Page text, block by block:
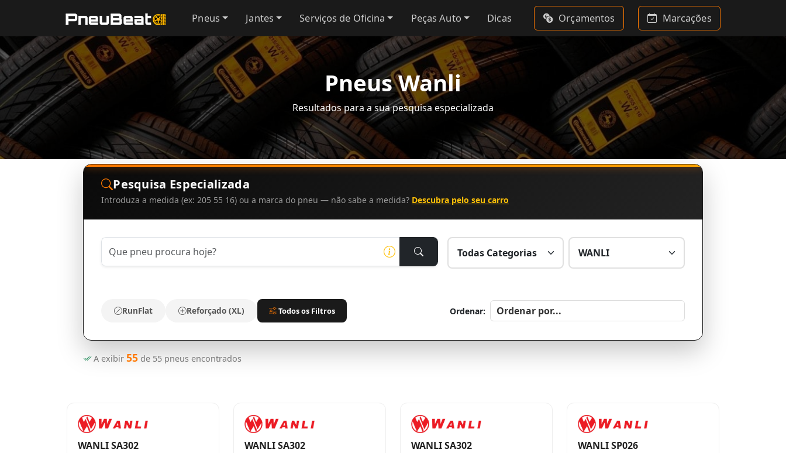
Pneus Jantes Serviços de Oficina Peças Auto Dicas Orçamentos Marcações
Pneus Wanli
Resultados para a sua pesquisa especializada
Pesquisa Especializada
Introduza a medida (ex: 205 55 16) ou a marca do pneu — não sabe a medida? Descubra pelo seu carro
RunFlat Reforçado (XL) Todos os Filtros Ordenar:
A exibir 55de 55pneus encontrados
WANLI SA302 WANLI SA302 WANLI SA302 WANLI SP026